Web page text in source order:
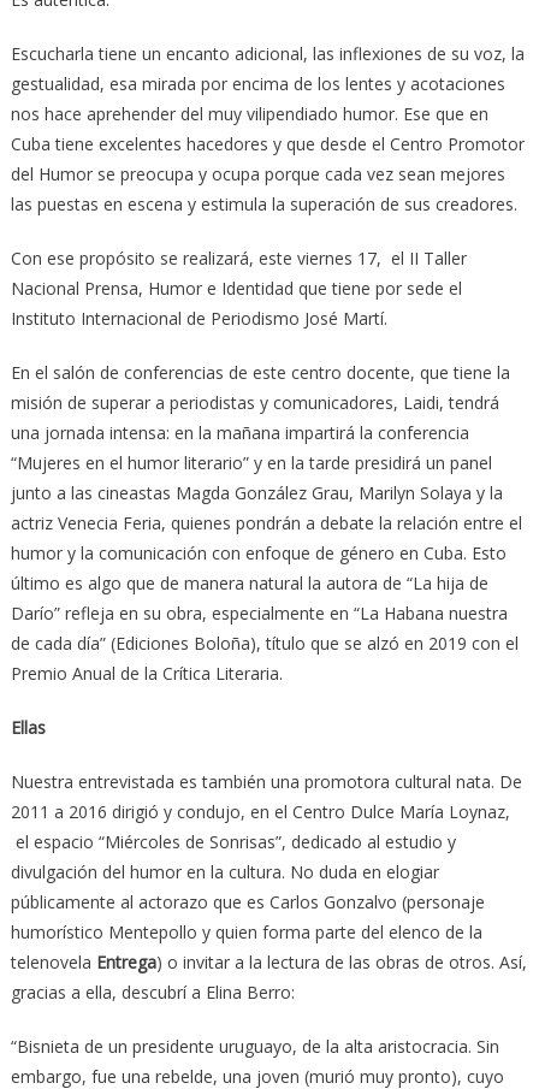
Escucharla tiene un encanto adicional, las inflexiones de su voz, la
gestualidad, esa mirada por encima de los lentes y acotaciones
nos hace aprehender del muy vilipendiado humor. Ese que en
Cuba tiene excelentes hacedores y que desde el Centro Promotor
del Humor se preocupa y ocupa porque cada vez sean mejores
las puestas en escena y estimula la superación de sus creadores.
Con ese propósito se realizará, este viernes 17, el II Taller
Nacional Prensa, Humor e Identidad que tiene por sede el
Instituto Internacional de Periodismo José Martí.
En el salón de conferencias de este centro docente, que tiene la
misión de superar a periodistas y comunicadores, Laidi, tendrá
una jornada intensa: en la mañana impartirá la conferencia
“Mujeres en el humor literario” y en la tarde presidirá un panel
junto a las cineastas Magda González Grau, Marilyn Solaya y la
actriz Venecia Feria, quienes pondrán a debate la relación entre el
humor y la comunicación con enfoque de género en Cuba. Esto
último es algo que de manera natural la autora de “La hija de
Darío” refleja en su obra, especialmente en “La Habana nuestra
de cada día” (Ediciones Boloña), título que se alzó en 2019 con el
Premio Anual de la Crítica Literaria.
Ellas
Nuestra entrevistada es también una promotora cultural nata. De
2011 a 2016 dirigió y condujo, en el Centro Dulce María Loynaz,
el espacio “Miércoles de Sonrisas”, dedicado al estudio y
divulgación del humor en la cultura. No duda en elogiar
públicamente al actorazo que es Carlos Gonzalvo (personaje
humorístico Mentepollo y quien forma parte del elenco de la
telenovela Entrega) o invitar a la lectura de las obras de otros. Así,
gracias a ella, descubrí a Elina Berro:
“Bisnieta de un presidente uruguayo, de la alta aristocracia. Sin
embargo, fue una rebelde, una joven (murió muy pronto), cuyo